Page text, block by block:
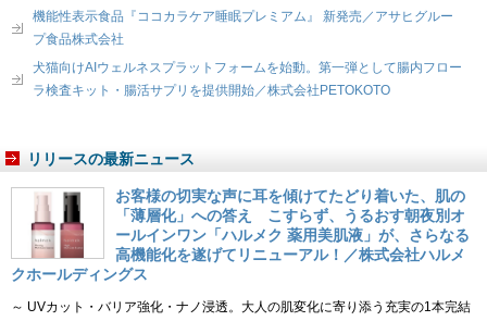
機能性表示食品『ココカラケア睡眠プレミアム』 新発売／アサヒグルー
プ食品株式会社
犬猫向けAIウェルネスプラットフォームを始動。第一弾として腸内フロー
ラ検査キット・腸活サプリを提供開始／株式会社PETOKOTO
リリースの最新ニュース
お客様の切実な声に耳を傾けてたどり着いた、肌の
「薄層化」への答え こすらず、うるおす朝夜別オ
ールインワン「ハルメク 薬用美肌液」が、さらなる
高機能化を遂げてリニューアル！／株式会社ハルメ
クホールディングス
～ UVカット・バリア強化・ナノ浸透。大人の肌変化に寄り添う充実の1本完結